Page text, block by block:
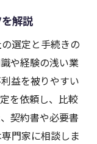
解説
選定と手続きの
や経験の浅い業
益を被りやすい
を依頼し、比較
契約書や必要書
門家に相談しま